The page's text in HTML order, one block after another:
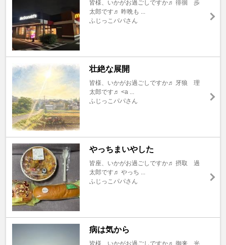
皆様、いかがお過ごしですか♬ 徘徊 歩
太郎です♬ 昨晩も ...
ふじっこパパさん
壮絶な展開
皆様、いかがお過ごしですか♬ 牙狼 理
太郎です♬ <a ...
ふじっこパパさん
やっちまいやした
皆座、いかがお過ごしですか♬ 摂取 過
太郎です♬ やっち ...
ふじっこパパさん
病は気から
皆様、いかがお過ごしですか♬ 御来 光